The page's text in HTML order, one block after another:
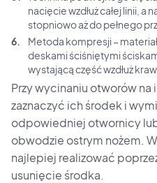
nacięcie wzdłuż całej linii, a
stopniowo aż do pełnego
Metoda kompresji –
deskami ściśniętymi
wystającą część wzdłuż
Przy wycinaniu otworów na
zaznaczyć ich środek i
odpowiedniej otwornicy
obwodzie ostrym nożem.
najlepiej realizować
usunięcie środka.